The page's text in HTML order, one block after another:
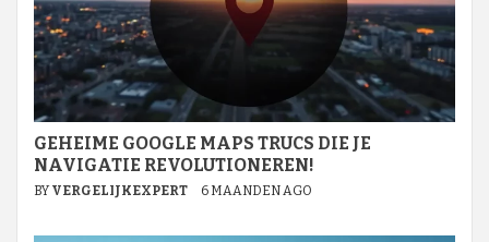
GEHEIME GOOGLE MAPS TRUCS DIE JE
NAVIGATIE REVOLUTIONEREN!
BY VERGELIJKEXPERT 6 MAANDEN AGO